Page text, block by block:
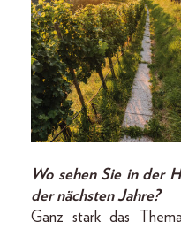
Wo sehen Sie in der
der nächsten Jahre?
Ganz stark das